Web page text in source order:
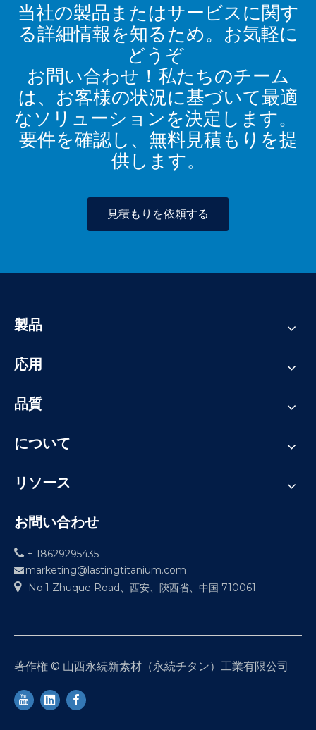
当社の製品またはサービスに関す
る詳細情報を知るため。お気軽に
どうぞ
お問い合わせ！私たちのチーム
は、お客様の状況に基づいて最適
なソリューションを決定します。
要件を確認し、無料見積もりを提
供します。
見積もりを依頼する
製品
応用
品質
について
リソース
お問い合わせ
 + 18629295435
 marketing@lastingtitanium.com

No.1 Zhuque Road、西安、陝西省、中国 710061
著作権 © 山西永続新素材（永続チタン）工業有限公司